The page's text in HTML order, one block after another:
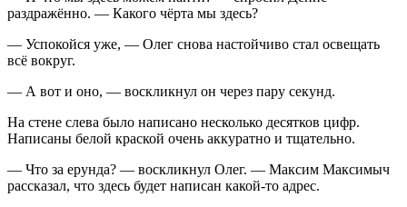
раздражённо. — Какого чёрта мы здесь?
— Успокойся уже, — Олег снова настойчиво стал освещать
всё вокруг.
— А вот и оно, — воскликнул он через пару секунд.
На стене слева было написано несколько десятков цифр.
Написаны белой краской очень аккуратно и тщательно.
— Что за ерунда? — воскликнул Олег. — Максим Максимыч
рассказал, что здесь будет написан какой-то адрес.